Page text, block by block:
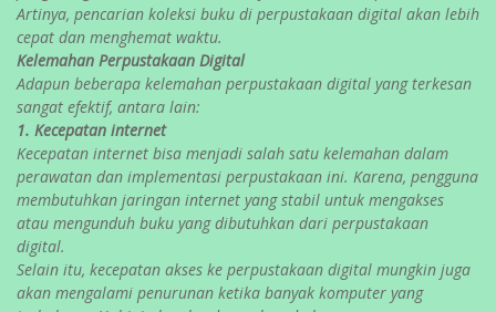
Artinya, pencarian koleksi buku di perpustakaan digital akan lebih
cepat dan menghemat waktu.
Kelemahan Perpustakaan Digital
Adapun beberapa kelemahan perpustakaan digital yang terkesan
sangat efektif, antara lain:
1. Kecepatan internet
Kecepatan internet bisa menjadi salah satu kelemahan dalam
perawatan dan implementasi perpustakaan ini. Karena, pengguna
membutuhkan jaringan internet yang stabil untuk mengakses
atau mengunduh buku yang dibutuhkan dari perpustakaan
digital.
Selain itu, kecepatan akses ke perpustakaan digital mungkin juga
akan mengalami penurunan ketika banyak komputer yang